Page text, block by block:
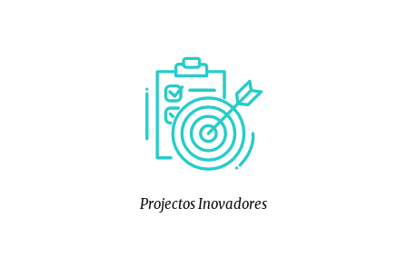
Projectos Inovadores